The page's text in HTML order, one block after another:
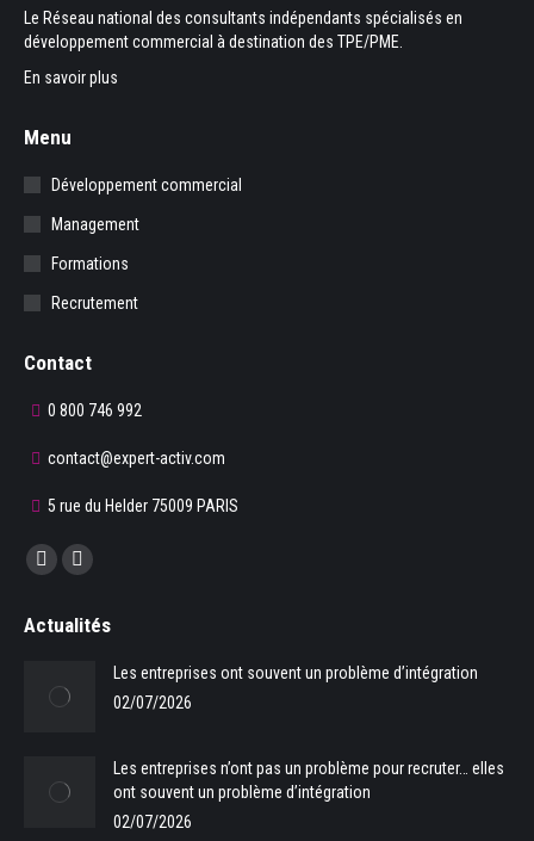
Le Réseau national des consultants indépendants spécialisés en
développement commercial à destination des TPE/PME.
En savoir plus
Menu
Développement commercial
Management
Formations
Recrutement
Contact
0 800 746 992
contact@expert-activ.com
5 rue du Helder 75009 PARIS
Trouvez nous sur :
La
Facebook
dans
fenêtre
La
LinkedIn
s'ouvre
nouvelle
fenêtre
Actualités
Les entreprises ont souvent un problème d’intégration
02/07/2026
Les entreprises n’ont pas un problème pour recruter… elles
ont souvent un problème d’intégration
02/07/2026